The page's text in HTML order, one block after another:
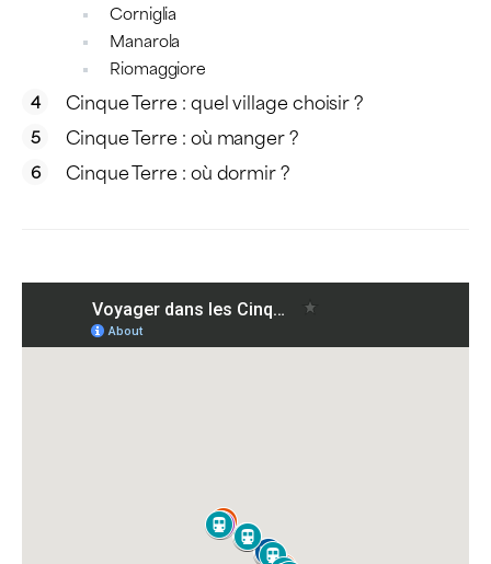
Corniglia
Manarola
Riomaggiore
Cinque Terre : quel village choisir ?
Cinque Terre : où manger ?
Cinque Terre : où dormir ?